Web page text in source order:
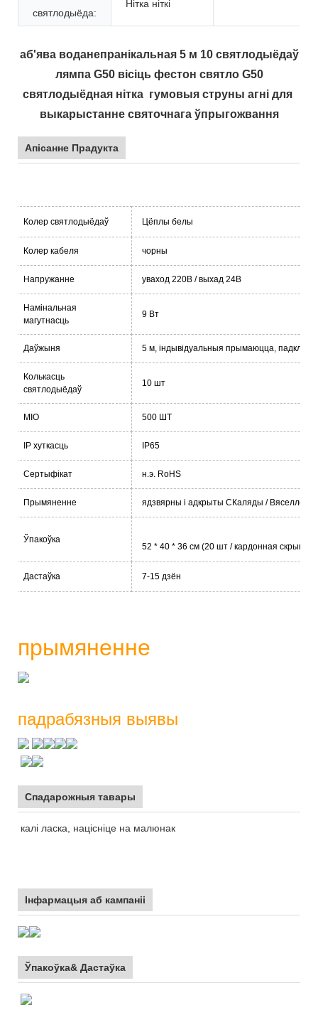
святлодыёда:
Нітка ніткі
аб'ява воданепранікальная 5 м 10 святлодыёдаў
лямпа G50 вісіць фестон святло G50
святлодыёдная нітка гумовыя струны агні для
выкарыстанне святочнага ўпрыгожвання
Апісанне Прадукта
Колер святлодыёдаў Цёплы белы
Колер кабеля чорны
Напружанне уваход 220В / выхад 24В
Намінальная
магутнасць
9 Вт
Даўжыня 5 м, індывідуальныя прымаюцца,
Колькасць
святлодыёдаў
10 шт
MIO 500 ШТ
ІР хуткасць IP65
Сертыфікат н.э. RoHS
Прымяненне ядзвярны іадкрыты СКаляды / Вяселле /
Ўпакоўка
52 * 40 * 36 см (20 шт / кардонная скрынка)
Дастаўка 7-15 дзён
прымяненне
падрабязныя выявы
Спадарожныя тавары
калі ласка, націсніце на малюнак
Інфармацыя аб кампаніі
Ўпакоўка& Дастаўка